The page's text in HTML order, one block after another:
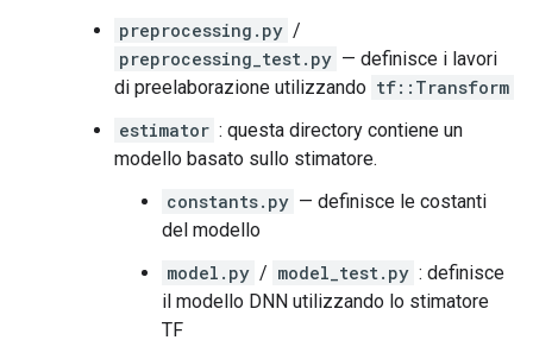
preprocessing.py /
preprocessing_test.py — definisce i lavori
di preelaborazione utilizzando tf::Transform
estimator : questa directory contiene un
modello basato sullo stimatore.
constants.py — definisce le costanti
del modello
model.py / model_test.py : definisce
il modello DNN utilizzando lo stimatore
TF